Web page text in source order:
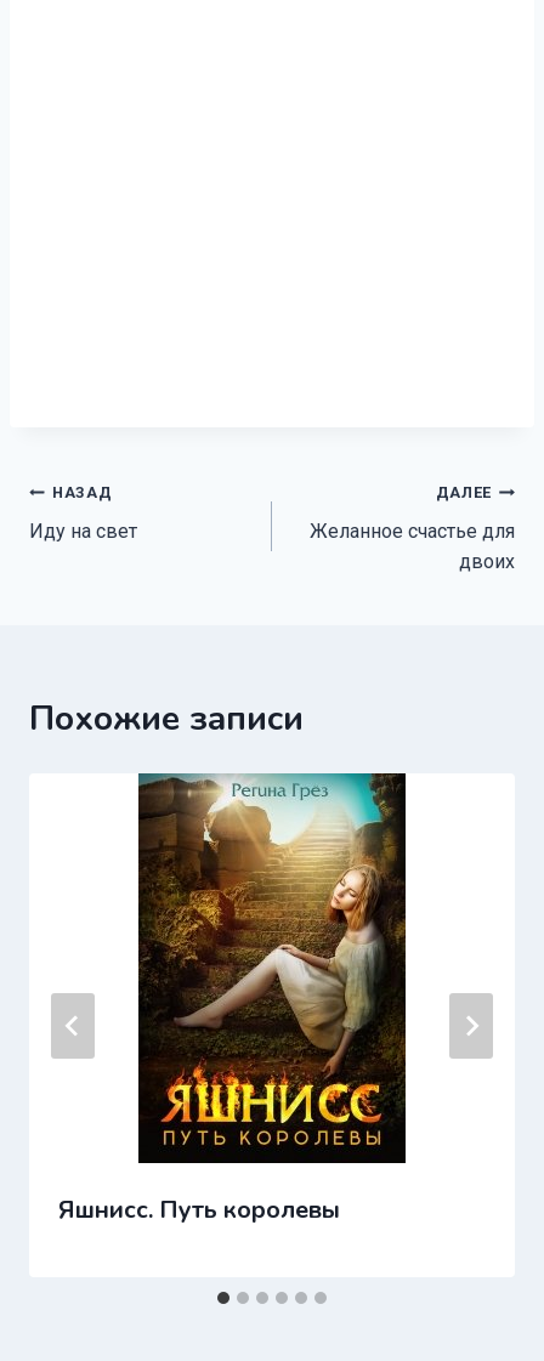
Навигация
по
НАЗАД
Иду на свет
ДАЛЕЕ
Желанное счастье для
двоих
Похожие записи
Яшнисс. Путь королевы